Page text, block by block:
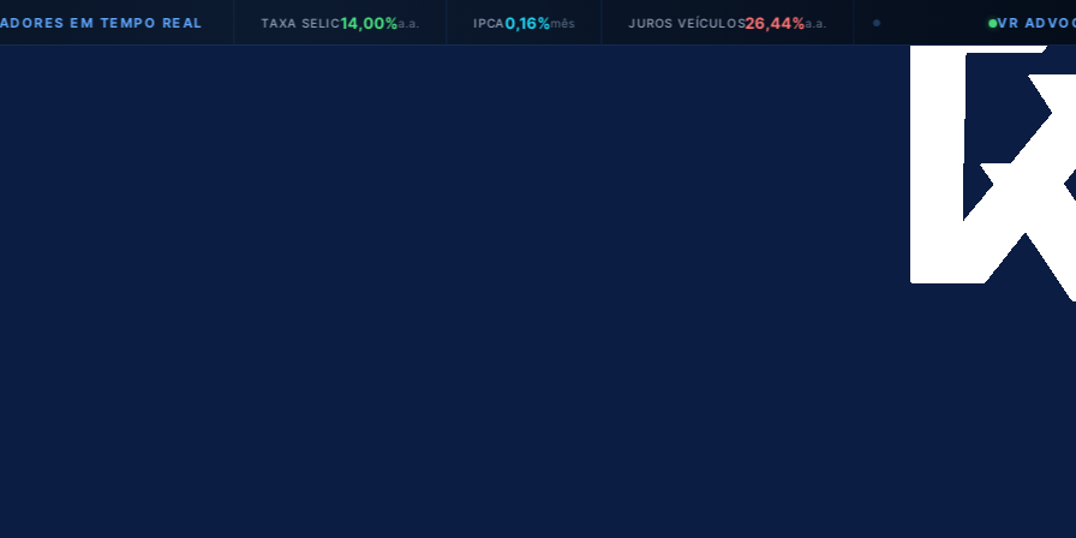
EM TEMPO REAL TAXA SELIC14,00%a.a. IPCA 0,16%mês JUROS VEÍCULOS26,44%a.a. ● VR ADVOGADOS